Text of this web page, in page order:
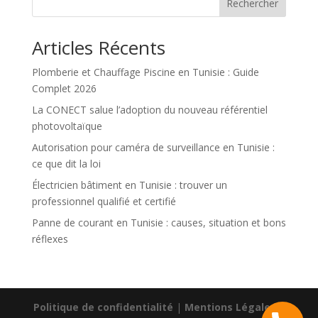
Rechercher
Articles Récents
Plomberie et Chauffage Piscine en Tunisie : Guide
Complet 2026
La CONECT salue l’adoption du nouveau référentiel
photovoltaïque
Autorisation pour caméra de surveillance en Tunisie :
ce que dit la loi
Électricien bâtiment en Tunisie : trouver un
professionnel qualifié et certifié
Panne de courant en Tunisie : causes, situation et bons
réflexes
Politique de confidentialité | Mentions Légales |